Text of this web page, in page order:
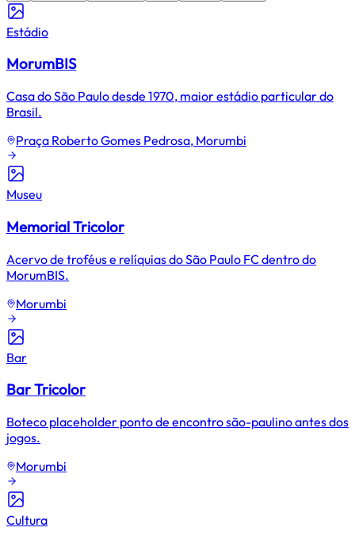
Estádio
MorumBIS
Casa do São Paulo desde 1970, maior estádio particular do
Brasil.
Praça Roberto Gomes Pedrosa, Morumbi
Museu
Memorial Tricolor
Acervo de troféus e relíquias do São Paulo FC dentro do
MorumBIS.
Morumbi
Bar
Bar Tricolor
Boteco placeholder ponto de encontro são-paulino antes dos
jogos.
Morumbi
Cultura